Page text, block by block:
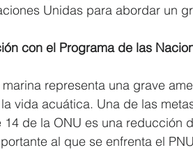
Unidas para abordar un
con el Programa de las
representa una grave
vida acuática. Una de las
14 de la ONU es una reducción
al que se enfrenta el